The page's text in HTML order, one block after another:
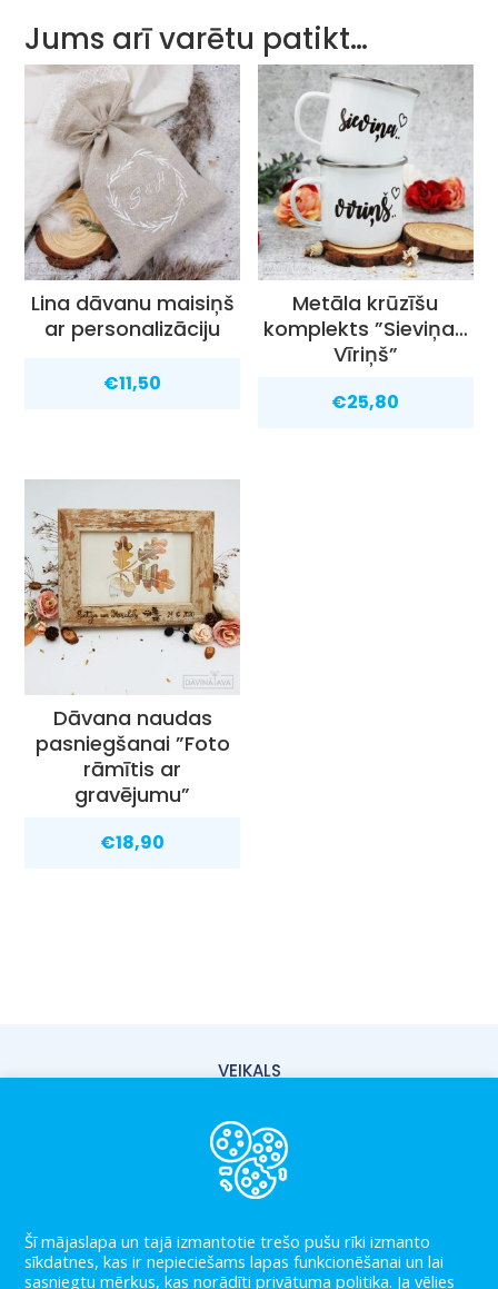
Jums arī varētu patikt…
Lina dāvanu maisiņš
ar personalizāciju
€11,50
Metāla krūzīšu
komplekts ”Sieviņa…
Vīriņš”
€25,80
Dāvana naudas
pasniegšanai ”Foto
rāmītis ar
gravējumu”
€18,90
VEIKALS
PAR MUMS
KONTAKTI
LIETOŠANAS NOTEIKUMI
PRIVĀTUMA POLITIKA
Šī mājaslapa un tajā izmantotie trešo pušu rīki izmanto
sīkdatnes, kas ir nepieciešams lapas funkcionēšanai un lai
sasniegtu mēŗķus, kas norādīti privātuma politika. Ja vēlies